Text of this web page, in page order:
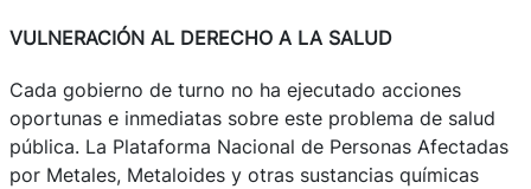
VULNERACIÓN AL DERECHO A LA SALUD
Cada gobierno de turno no ha ejecutado acciones
oportunas e inmediatas sobre este problema de salud
pública. La Plataforma Nacional de Personas Afectadas
por Metales, Metaloides y otras sustancias químicas